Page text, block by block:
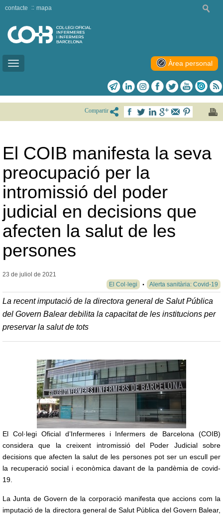
Toggle
contacte mapa
Àrea personal
Compartir
El COIB manifesta la seva
preocupació per la
intromissió del poder
judicial en decisions que
afecten la salut de les
persones
23 de juliol de 2021
El Col·legi
Alerta sanitària: Covid-19
La recent imputació de la directora general de Salut Pública
del Govern Balear debilita la capacitat de les institucions per
preservar la salut de tots
El Col·legi Oficial d’Infermeres i Infermers de Barcelona (COIB)
considera que la creixent intromissió del Poder Judicial sobre
decisions que afecten la salut de les persones pot ser un escull per
la recuperació social i econòmica davant de la pandèmia de covid-
19.
La Junta de Govern de la corporació manifesta que accions com la
imputació de la directora general de Salut Pública del Govern Balear,